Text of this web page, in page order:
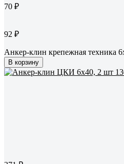
70 ₽
92 ₽
Анкер-клин крепежная техника
В корзину